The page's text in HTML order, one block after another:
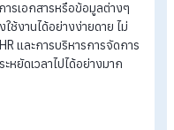
วยให้การจัดการเอกสารของ
กสารการลงเวลาทำงาน
อกสารอื่นๆ ที่เกี่ยวข้องอีก
รงานบุคคลที่ครอบคลุมและ